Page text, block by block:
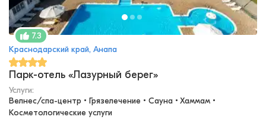
7.3
Краснодарский край, Анапа
Парк-отель «Лазурный берег»
Услуги:
Велнес/спа-центр • Грязелечение • Сауна • Хаммам •
Косметологические услуги